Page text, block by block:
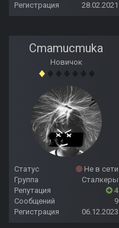
Регистрация
28.02.2021
Cmamucmuka
Новичок
Статус
Не в сети
Группа
Сталкеры
Репутация
4
Сообщений
9
Регистрация
06.12.2023